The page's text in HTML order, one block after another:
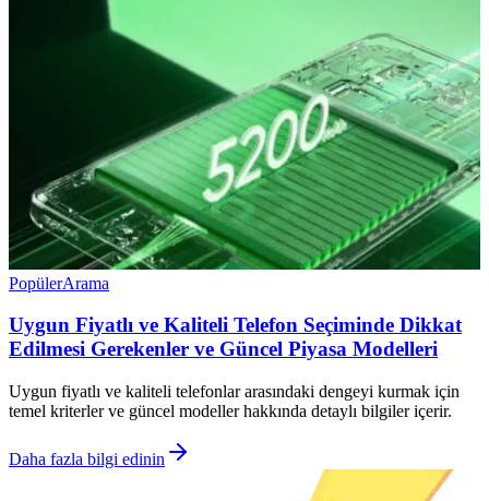
PopülerArama
Uygun Fiyatlı ve Kaliteli Telefon Seçiminde Dikkat
Edilmesi Gerekenler ve Güncel Piyasa Modelleri
Uygun fiyatlı ve kaliteli telefonlar arasındaki dengeyi kurmak için
temel kriterler ve güncel modeller hakkında detaylı bilgiler içerir.
Daha fazla bilgi edinin